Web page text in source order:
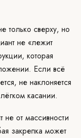
только сверху, но
не «лежит
которая
Если всё
не наклоняется
касании.
не от массивности
закрепка может